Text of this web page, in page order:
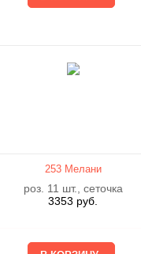
253 Мелани
роз. 11 шт., сеточка
3353 руб.